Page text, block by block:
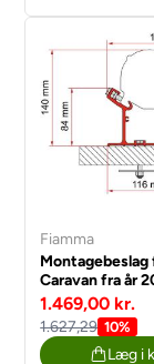
Fiamma
Montagebeslag
Caravan fra år
1.469,00 kr.
1.627,29 10%
Læg i